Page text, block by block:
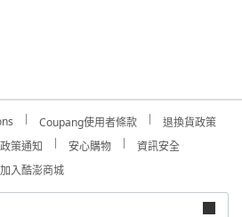
Coupang使用者條款
退換貨政策
策通知 安心購物
資訊安全
加入酷澎商城